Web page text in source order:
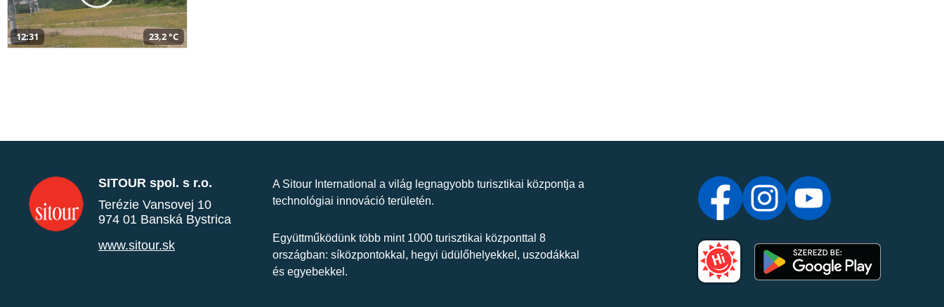
12:31 23,2 °C
SITOUR spol. s r.o.
Terézie Vansovej 10
974 01 Banská Bystrica
www.sitour.sk
A Sitour International a világ legnagyobb turisztikai központja a
technológiai innováció területén.
Együttműködünk több mint 1000 turisztikai központtal 8
országban: síközpontokkal, hegyi üdülőhelyekkel, uszodákkal
és egyebekkel.